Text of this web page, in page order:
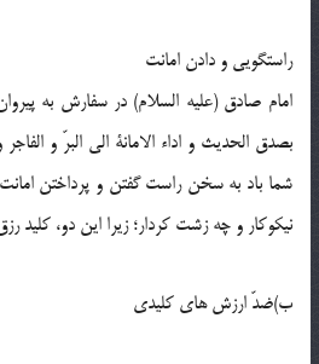
راستگویی و دادن امانت
امام صادق (علیه السلام) در سفارش به
شما باد به سخن راست گفتن و پرداختن
نیکوکار و چه زشت کردار؛ زیرا این دو،
ب)ضدّ ارزش های کلیدی